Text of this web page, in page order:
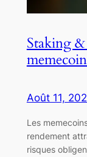
Staking
Août 11,
Les
rendement
risques